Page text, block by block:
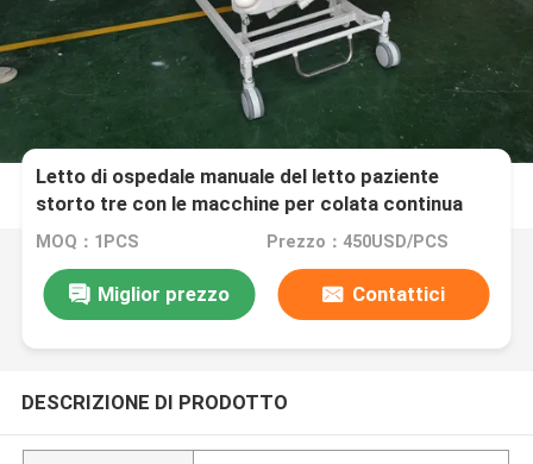
Letto di ospedale manuale del letto paziente
storto tre con le macchine per colata continua
chiudenti centrali lussuose
MOQ：1PCS Prezzo：450USD/PCS
Miglior prezzo Contattici
DESCRIZIONE DI PRODOTTO